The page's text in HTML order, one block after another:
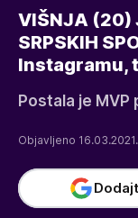
VIŠNJA (20)
SRPSKIH
Instagramu,
Postala je
Objavljeno